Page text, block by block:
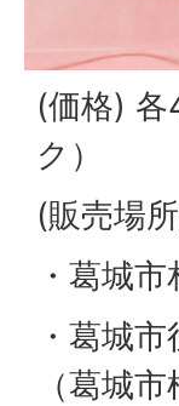
(価格)
ク）
(販売場
・葛城
・葛城
（葛城